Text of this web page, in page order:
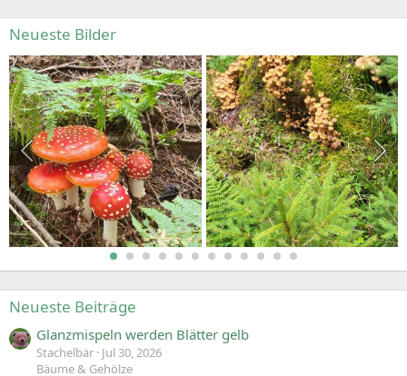
Neueste Bilder
Neueste Beiträge
Glanzmispeln werden Blätter gelb
Stachelbär Jul 30, 2026
Bäume & Gehölze